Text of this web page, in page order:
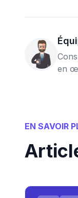
en
EN SAVOIR